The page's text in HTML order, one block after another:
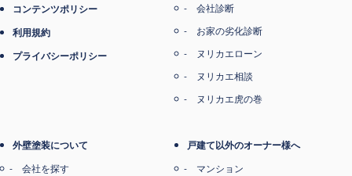
コンテンツポリシー
利用規約
プライバシーポリシー
会社診断
お家の劣化診断
ヌリカエローン
ヌリカエ相談
ヌリカエ虎の巻
外壁塗装について
会社を探す
戸建て以外のオーナー様へ
マンション